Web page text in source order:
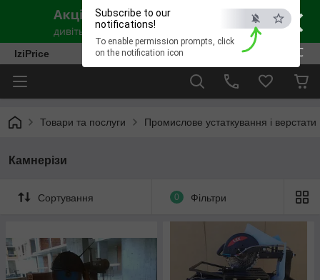
×
ESC
Subscribe to our
notifications!
To enable permission prompts, click
on the notification icon
IziPrice
Товари та послуги Промислове устаткування і верстати
Камнерізи
Сортування 0 Фільтри